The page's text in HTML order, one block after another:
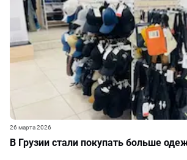
В Грузии стали покупать больше
26 марта 2026